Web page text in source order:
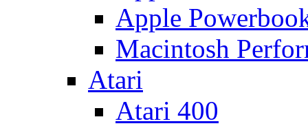
Apple
Macintosh
Atari
Atari 400